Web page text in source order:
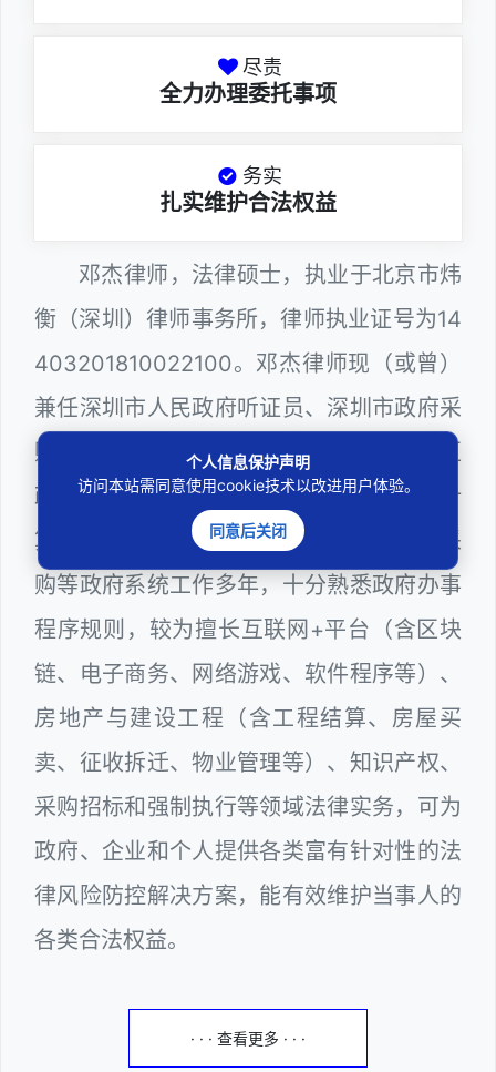
尽责
全力办理委托事项
务实
扎实维护合法权益
邓杰律师，法律硕士，执业于北京市炜
衡（深圳）律师事务所，律师执业证号为14
403201810022100。邓杰律师现（或曾）
兼任深圳市人民政府听证员、深圳市政府采
购评审专家（法律类），曾担任深圳市某区
政府部门公职律师、建设工程定标专家、计
算机信息网络安全员，在建筑工务、政府采
购等政府系统工作多年，十分熟悉政府办事
程序规则，较为擅长互联网+平台（含区块
链、电子商务、网络游戏、软件程序等）、
房地产与建设工程（含工程结算、房屋买
卖、征收拆迁、物业管理等）、知识产权、
采购招标和强制执行等领域法律实务，可为
政府、企业和个人提供各类富有针对性的法
律风险防控解决方案，能有效维护当事人的
各类合法权益。
· · · 查看更多 · · ·
个人信息保护声明
访问本站需同意使用cookie技术以改进用户体验。
同意后关闭